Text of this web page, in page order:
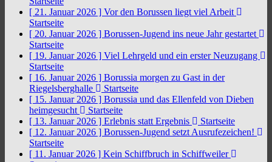
[ 21. Januar 2026 ] Vor den Borussen liegt viel Arbeit
Startseite
[ 20. Januar 2026 ] Borussen-Jugend ins neue Jahr gestartet
Startseite
[ 19. Januar 2026 ] Viel Lehrgeld und ein erster Neuzugang
Startseite
[ 16. Januar 2026 ] Borussia morgen zu Gast in der
Riegelsberghalle
Startseite
[ 15. Januar 2026 ] Borussia und das Ellenfeld von Dieben
heimgesucht
Startseite
[ 13. Januar 2026 ] Erlebnis statt Ergebnis
Startseite
[ 12. Januar 2026 ] Borussen-Jugend setzt Ausrufezeichen!
Startseite
[ 11. Januar 2026 ] Kein Schiffbruch in Schiffweiler